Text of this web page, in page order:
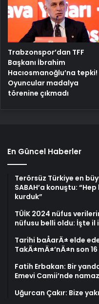
Trabzonspor’dan TFF
Başkanı İbrahim
Hacıosmanoğlu’na tepki!
Oyuncular madalya
törenine çıkmadı
En Güncel Haberler
Terörsüz Türkiye en
SABAH’a konuştu:
kurduk”
TÜİK 2024 nüfus
nüfusu belli oldu: İşte il
Tarihi baÅarÄ± elde
TakÄ±mÄ±’nÄ±n son
Fatih Erbakan: Bir
Emevi Camii’nde
Uğurcan Çakır: Bize